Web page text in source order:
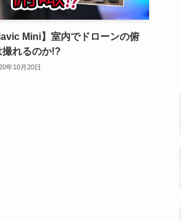
Mini】室内でドローンの俯
撮れるのか!?
年10月20日